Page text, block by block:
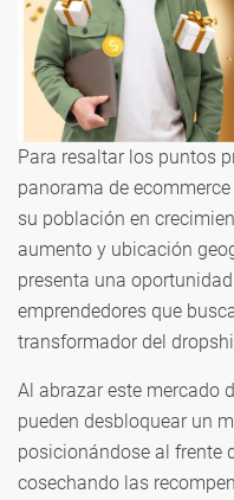
Para resaltar los puntos
panorama de
su población en
aumento y ubicación
presenta una
emprendedores que
transformador del
Al abrazar este mercado
pueden desbloquear un
posicionándose al frente
cosechando las